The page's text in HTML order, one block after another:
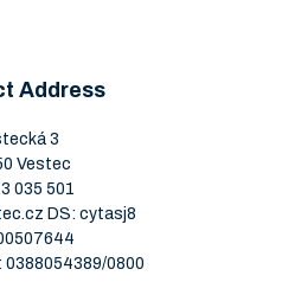
Address
3
Vestec
035 501
DS: cytasj8
0800